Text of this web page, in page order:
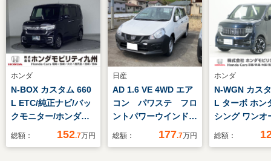
ホンダ
N-BOX カスタム 660
L ETC/純正ナビ/バッ
クモニター/ホンダセ
総額： 152.7万円
日産
AD 1.6 VE 4WD エア
コン パワステ フロ
ントパワーウインド
ウ 運転席・助手席エ
総額： 177.7万円
ホンダ
N-WGN カス
L ターボ ホン
シング ワンオ
ー 禁煙車 7
総額：